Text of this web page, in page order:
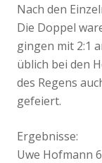
Nach den
Die Doppel
gingen mit 2:1
üblich bei den
des Regens
gefeiert.
Ergebnisse:
Uwe Hofmann